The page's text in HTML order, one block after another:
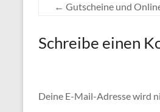
← Gutscheine und
Schreibe einen
Deine E-Mail-Adresse wird